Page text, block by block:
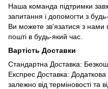
Наша команда підтримки
запитання і допомогти з
Ви можете зв'язатися з нами
пошті в будь-який час.
Вартість Доставки
Стандартна Доставка:
Експрес Доставка:
залежно від терміновості та